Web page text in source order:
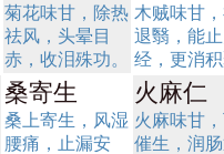
菊花味甘，除热
祛风，头晕目
赤，收泪殊功。
木贼味甘
退翳，能
经，更消
桑寄生
桑上寄生，风湿
腰痛，止漏安
火麻仁
火麻味甘
催生，润